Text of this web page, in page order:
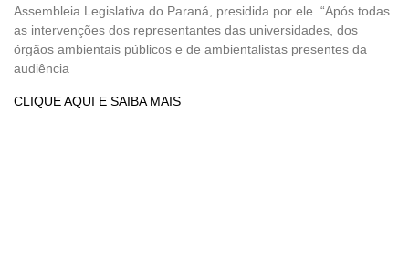
Assembleia Legislativa do Paraná, presidida por ele. “Após todas
as intervenções dos representantes das universidades, dos
órgãos ambientais públicos e de ambientalistas presentes da
audiência
CLIQUE AQUI E SAIBA MAIS